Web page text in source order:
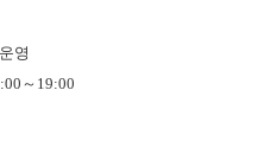
영
～19:00